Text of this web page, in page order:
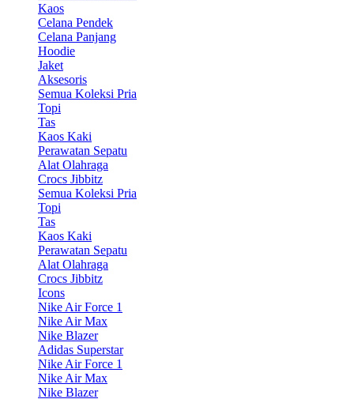
Kaos
Celana Pendek
Celana Panjang
Hoodie
Jaket
Aksesoris
Semua Koleksi Pria
Topi
Tas
Kaos Kaki
Perawatan Sepatu
Alat Olahraga
Crocs Jibbitz
Semua Koleksi Pria
Topi
Tas
Kaos Kaki
Perawatan Sepatu
Alat Olahraga
Crocs Jibbitz
Icons
Nike Air Force 1
Nike Air Max
Nike Blazer
Adidas Superstar
Nike Air Force 1
Nike Air Max
Nike Blazer